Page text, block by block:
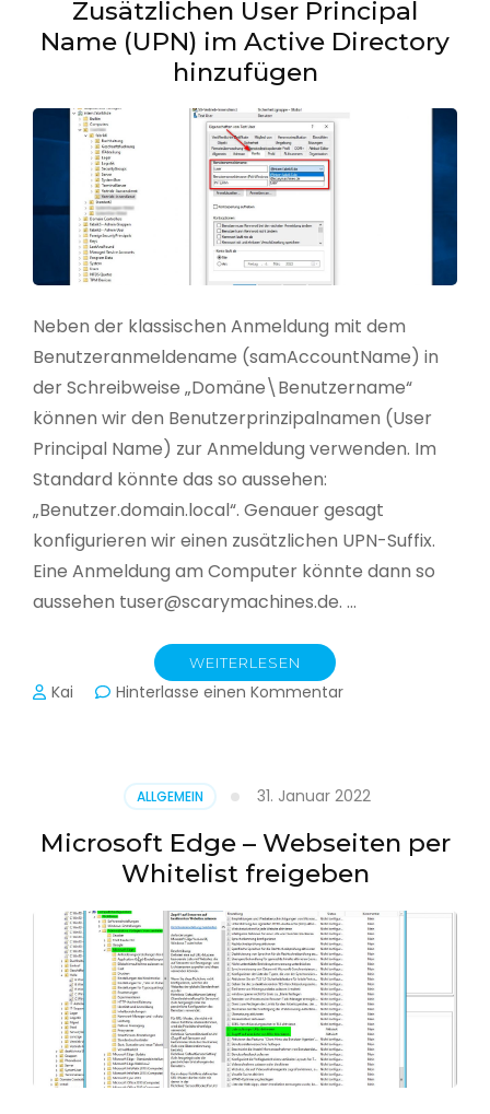
Zusätzlichen User Principal
Name (UPN) im Active Directory
hinzufügen
Neben der klassischen Anmeldung mit dem
Benutzeranmeldename (samAccountName) in
der Schreibweise „Domäne\Benutzername“
können wir den Benutzerprinzipalnamen (User
Principal Name) zur Anmeldung verwenden. Im
Standard könnte das so aussehen:
„Benutzer.domain.local“. Genauer gesagt
konfigurieren wir einen zusätzlichen UPN-Suffix.
Eine Anmeldung am Computer könnte dann so
aussehen tuser@scarymachines.de. …
WEITERLESEN
Kai Hinterlasse einen Kommentarzu
(UPN)
im
Active
Directory
ALLGEMEIN 31. Januar 2022
Microsoft Edge – Webseiten per
Whitelist freigeben